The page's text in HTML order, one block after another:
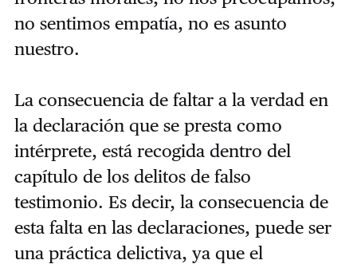
no sentimos empatía, no es asunto
nuestro.
La consecuencia de faltar a la verdad en
la declaración que se presta como
intérprete, está recogida dentro del
capítulo de los delitos de falso
testimonio. Es decir, la consecuencia de
esta falta en las declaraciones, puede ser
una práctica delictiva, ya que el